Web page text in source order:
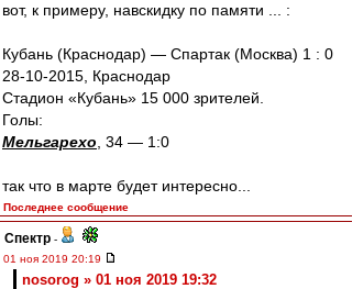
вот, к примеру, навскидку по памяти ... :
Кубань (Краснодар) — Спартак (Москва) 1 : 0
28-10-2015, Краснодар
Стадион «Кубань» 15 000 зрителей.
Голы:
Мельгарехо , 34 — 1:0
так что в марте будет интересно...
Последнее сообщение
Спектр -
01 ноя 2019 20:19
nosorog » 01 ноя 2019 19:32